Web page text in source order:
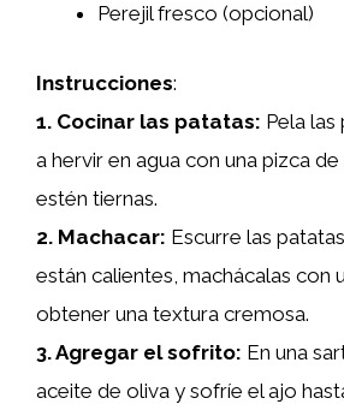
Perejil fresco (opcional)
Instrucciones:
1. Cocinar las patatas: Pela las
a hervir en agua con una pizca de
estén tiernas.
2. Machacar: Escurre las
están calientes, machácalas con
obtener una textura cremosa.
3.Agregar el sofrito: En una
aceite de oliva y sofríe el ajo